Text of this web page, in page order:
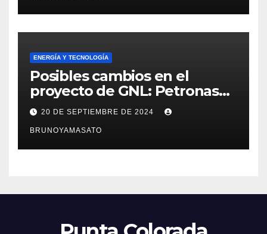
ENERGÍA Y TECNOLOGÍA
Posibles cambios en el
proyecto de GNL: Petronas
podría salir, pero la inversión
seguiría firme
20 DE SEPTIEMBRE DE 2024
BRUNOYAMASATO